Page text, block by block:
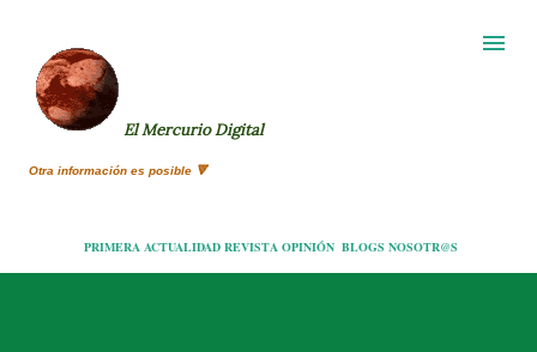
El Mercurio Digital
Otra información es posible 🔻
PRIMERA ACTUALIDAD REVISTA OPINIÓN BLOGS NOSOTR@S